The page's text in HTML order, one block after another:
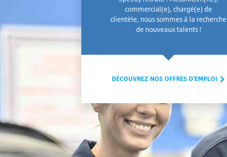
commercial(e), chargé(e) de
clientèle, nous sommes à la recherche
de nouveaux talents !
DÉCOUVREZ NOS OFFRES D'EMPLOI